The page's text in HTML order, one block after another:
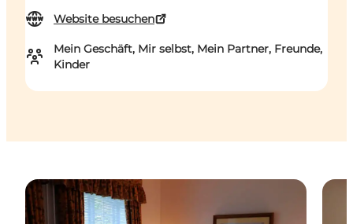
Website besuchen
Mein Geschäft, Mir selbst, Mein Partner, Freunde,
Kinder